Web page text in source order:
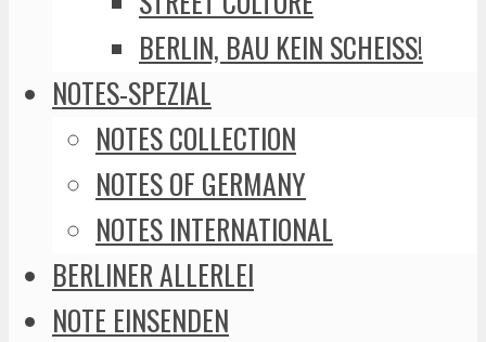
BERLIN, BAU KEIN SCHEISS!
NOTES-SPEZIAL
NOTES COLLECTION
NOTES OF GERMANY
NOTES INTERNATIONAL
BERLINER ALLERLEI
NOTE EINSENDEN